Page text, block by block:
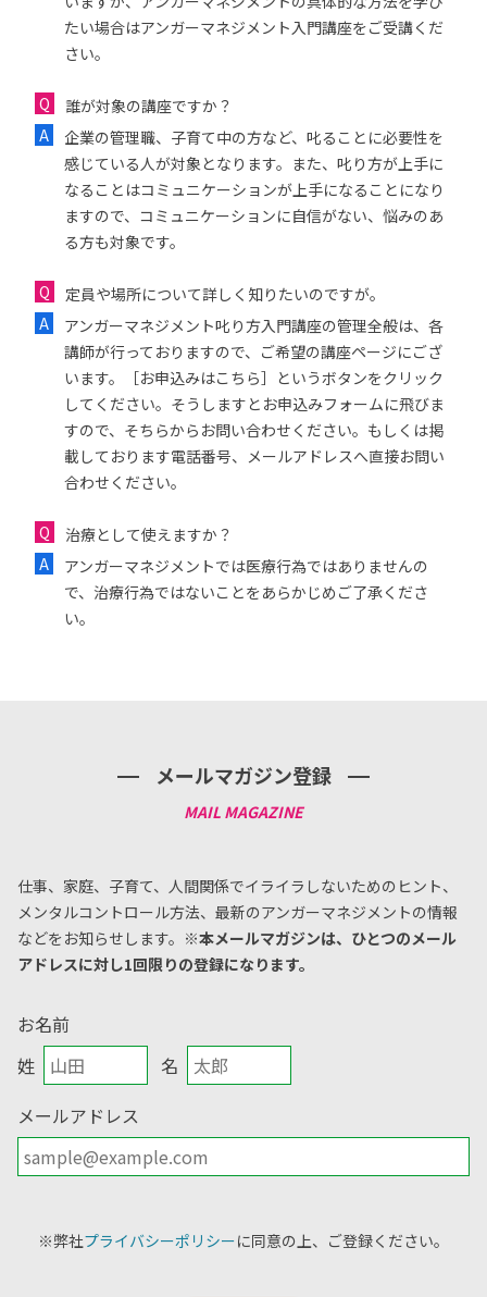
たい場合はアンガーマネジメント入門講座をご受講くだ
さい。
誰が対象の講座ですか？
企業の管理職、子育て中の方など、叱ることに必要性を
感じている人が対象となります。また、叱り方が上手に
なることはコミュニケーションが上手になることになり
ますので、コミュニケーションに自信がない、悩みのあ
る方も対象です。
定員や場所について詳しく知りたいのですが。
アンガーマネジメント叱り方入門講座の管理全般は、各
講師が行っておりますので、ご希望の講座ページにござ
います。［お申込みはこちら］というボタンをクリック
してください。そうしますとお申込みフォームに飛びま
すので、そちらからお問い合わせください。もしくは掲
載しております電話番号、メールアドレスへ直接お問い
合わせください。
治療として使えますか？
アンガーマネジメントでは医療行為ではありませんの
で、治療行為ではないことをあらかじめご了承くださ
い。
メールマガジン登録
仕事、家庭、子育て、人間関係でイライラしないためのヒント、
メンタルコントロール方法、 最新のアンガーマネジメントの情報
などをお知らせします。 ※本メールマガジンは、ひとつのメール
アドレスに対し1回限りの登録になります。
お名前
姓
名
メールアドレス
※弊社プライバシーポリシーに同意の上、ご登録ください。